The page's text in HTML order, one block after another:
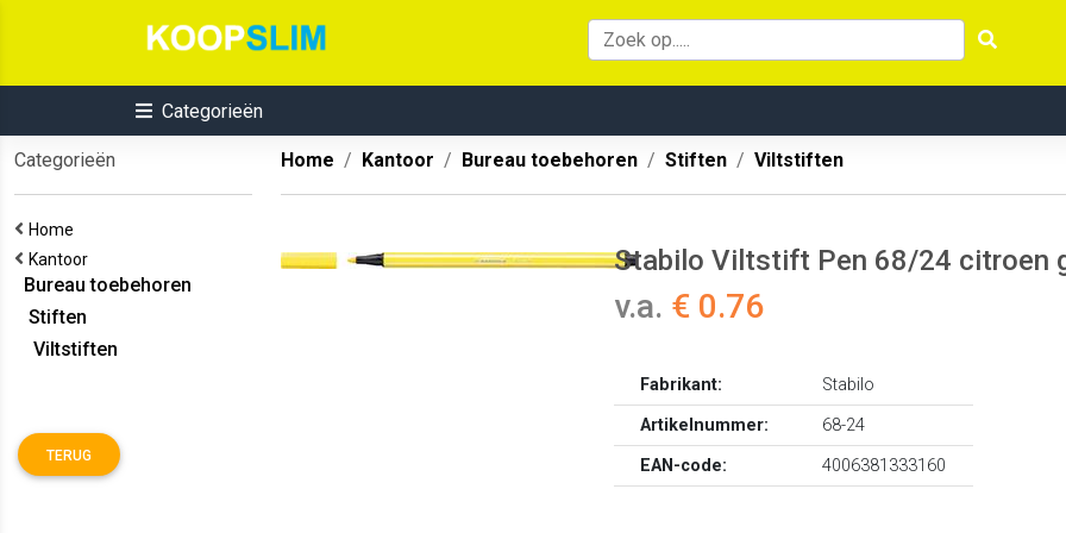
Categorieën
Categorieën
Home
Kantoor
Bureau toebehoren
Stiften
Viltstiften
TERUG
Home Kantoor Bureau toebehoren Stiften Viltstiften
Stabilo Viltstift Pen 68/24 citroen
v.a. € 0.76
Fabrikant:
Stabilo
Artikelnummer:
68-24
EAN-code:
4006381333160